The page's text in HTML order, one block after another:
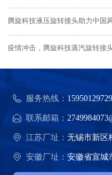
腾旋科技液压旋转接头助力中国
疫情冲击，腾旋科技蒸汽旋转接
服务热线：
联系邮箱：
江苏厂址：无锡市新区
安徽厂址：安徽省宣城